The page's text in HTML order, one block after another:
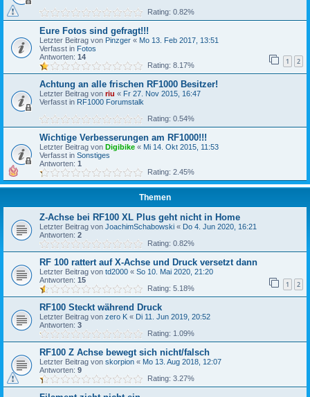
Rating: 0.82%
Eure Fotos sind gefragt!!!
Letzter Beitrag von Pinzger « Mo 13. Feb 2017, 13:51
Verfasst in Fotos
Antworten: 14 1 2
Rating: 8.17%
Achtung an alle frischen RF1000 Besitzer!
Letzter Beitrag von riu « Fr 27. Nov 2015, 16:47
Verfasst in RF1000 Forumstalk
Rating: 0.54%
Wichtige Verbesserungen am RF1000!!!
Letzter Beitrag von Digibike « Mi 14. Okt 2015, 11:53
Verfasst in Sonstiges
Antworten: 1
Rating: 2.45%
Themen
Z-Achse bei RF100 XL Plus geht nicht in Home
Letzter Beitrag von JoachimSchabowski « Do 4. Jun 2020, 16:21
Antworten: 2
Rating: 0.82%
RF 100 rattert auf X-Achse und Druck versetzt dann
Letzter Beitrag von td2000 « So 10. Mai 2020, 21:20
Antworten: 15 1 2
Rating: 5.18%
RF100 Steckt während Druck
Letzter Beitrag von zero K « Di 11. Jun 2019, 20:52
Antworten: 3
Rating: 1.09%
RF100 Z Achse bewegt sich nicht/falsch
Letzter Beitrag von skorpion « Mo 13. Aug 2018, 12:07
Antworten: 9
Rating: 3.27%